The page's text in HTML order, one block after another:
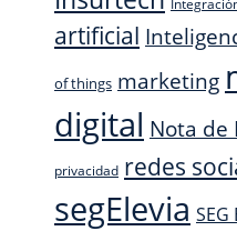
artificial
of things marketing
digital Nota de
privacidad redes
segElevia SEG